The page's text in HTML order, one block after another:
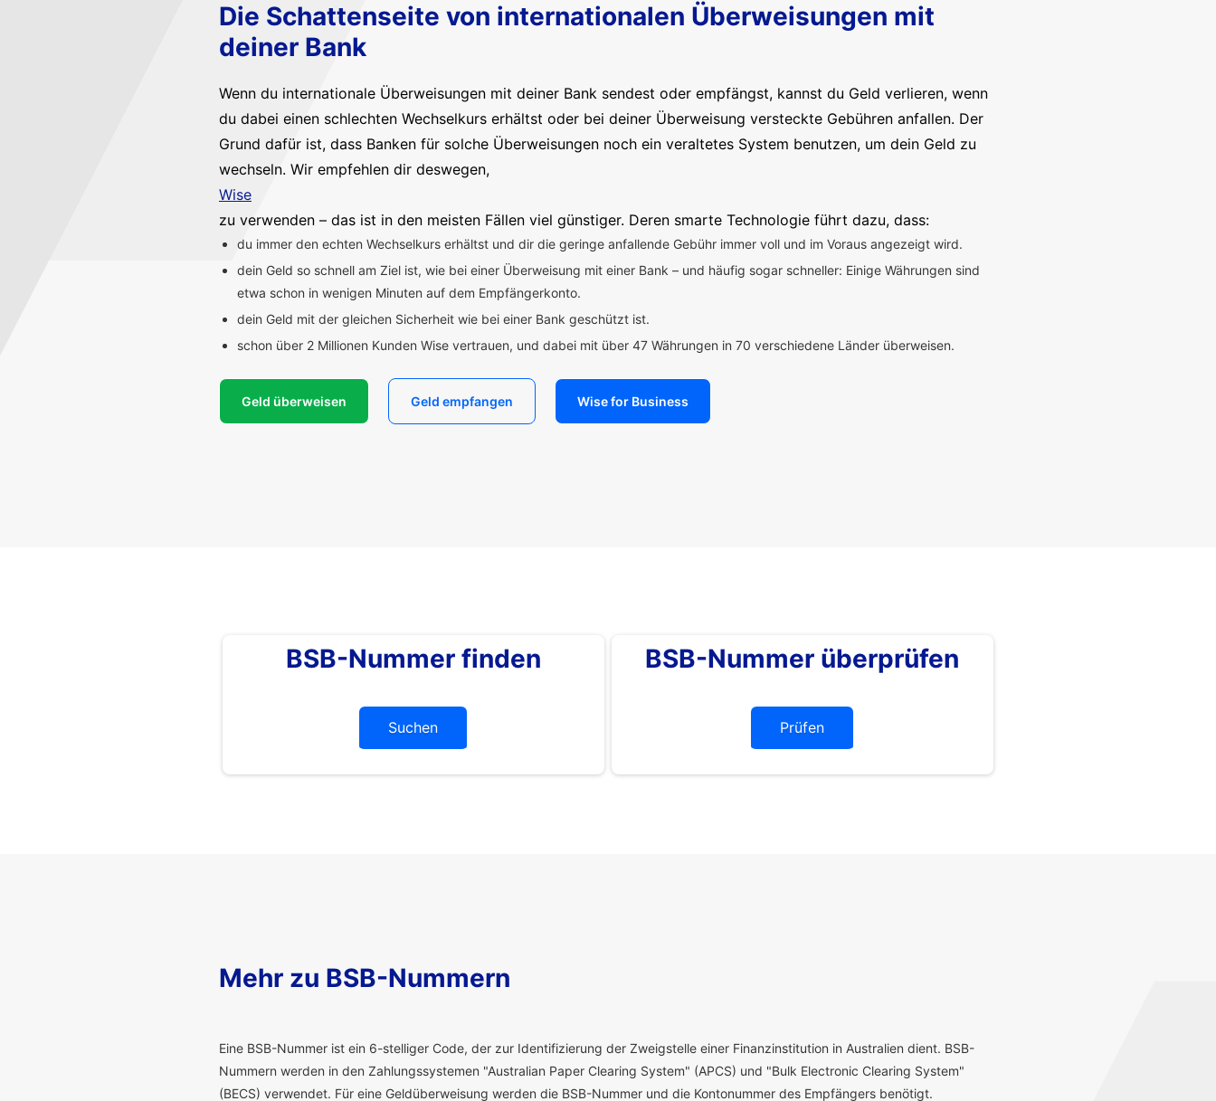
Die Schattenseite von internationalen Überweisungen mit
deiner Bank
Wenn du internationale Überweisungen mit deiner Bank sendest oder empfängst, kannst du Geld verlieren, wenn
du dabei einen schlechten Wechselkurs erhältst oder bei deiner Überweisung versteckte Gebühren anfallen. Der
Grund dafür ist, dass Banken für solche Überweisungen noch ein veraltetes System benutzen, um dein Geld zu
wechseln. Wir empfehlen dir deswegen,
Wise
zu verwenden – das ist in den meisten Fällen viel günstiger. Deren smarte Technologie führt dazu, dass:
du immer den echten Wechselkurs erhältst und dir die geringe anfallende Gebühr immer voll und im Voraus angezeigt wird.
dein Geld so schnell am Ziel ist, wie bei einer Überweisung mit einer Bank – und häufig sogar schneller: Einige Währungen sind
etwa schon in wenigen Minuten auf dem Empfängerkonto.
dein Geld mit der gleichen Sicherheit wie bei einer Bank geschützt ist.
schon über 2 Millionen Kunden Wise vertrauen, und dabei mit über 47 Währungen in 70 verschiedene Länder überweisen.
Geld überweisen Geld empfangen Wise for Business
BSB-Nummer finden
Suchen
BSB-Nummer überprüfen
Prüfen
Mehr zu BSB-Nummern
Eine BSB-Nummer ist ein 6-stelliger Code, der zur Identifizierung der Zweigstelle einer Finanzinstitution in Australien dient. BSB-
Nummern werden in den Zahlungssystemen "Australian Paper Clearing System" (APCS) und "Bulk Electronic Clearing System"
(BECS) verwendet. Für eine Geldüberweisung werden die BSB-Nummer und die Kontonummer des Empfängers benötigt.